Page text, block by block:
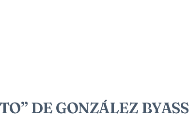
DE GONZÁLEZ BYASS